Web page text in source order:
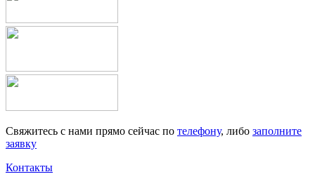
Свяжитесь с нами прямо сейчас по телефону, либо заполните
заявку
Контакты